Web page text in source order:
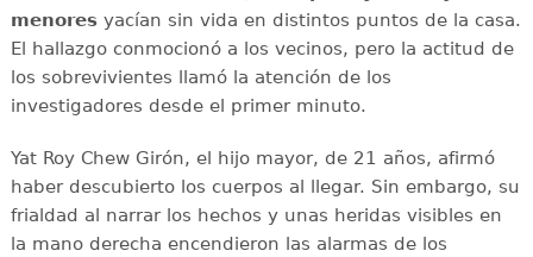
menoresyacían sin vida en distintos puntos de la casa.
El hallazgo conmocionó a los vecinos, pero la actitud de
los sobrevivientes llamó la atención de los
investigadores desde el primer minuto.
Yat Roy Chew Girón, el hijo mayor, de 21 años, afirmó
haber descubierto los cuerpos al llegar. Sin embargo, su
frialdad al narrar los hechos y unas heridas visibles en
la mano derecha encendieron las alarmas de los